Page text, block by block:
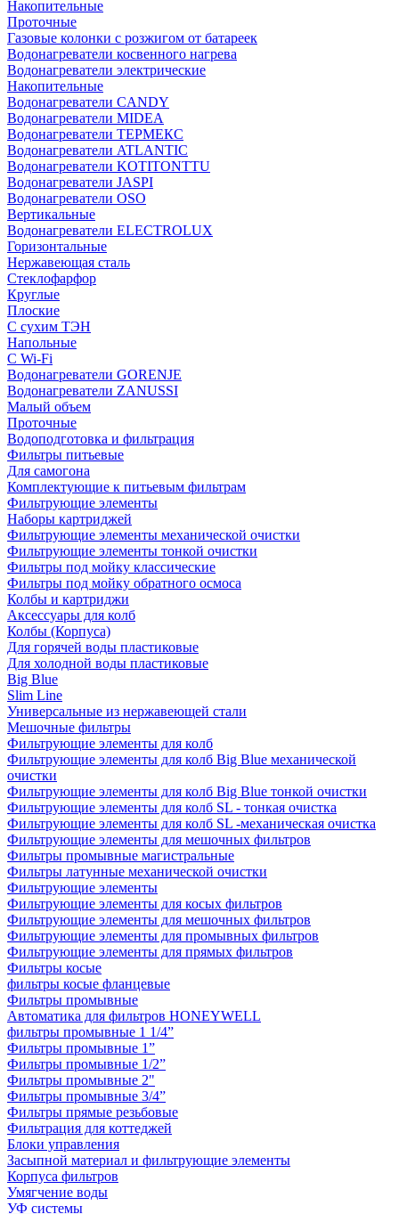
Накопительные
Проточные
Газовые колонки с розжигом от батареек
Водонагреватели косвенного нагрева
Водонагреватели электрические
Накопительные
Водонагреватели CANDY
Водонагреватели MIDEA
Водонагреватели ТЕРМЕКС
Водонагреватели ATLANTIC
Водонагреватели KOTITONTTU
Водонагреватели JASPI
Водонагреватели OSO
Вертикальные
Водонагреватели ELECTROLUX
Горизонтальные
Нержавеющая сталь
Стеклофарфор
Круглые
Плоские
С сухим ТЭН
Напольные
С Wi-Fi
Водонагреватели GORENJE
Водонагреватели ZANUSSI
Малый объем
Проточные
Водоподготовка и фильтрация
Фильтры питьевые
Для самогона
Комплектующие к питьевым фильтрам
Фильтрующие элементы
Наборы картриджей
Фильтрующие элементы механической очистки
Фильтрующие элементы тонкой очистки
Фильтры под мойку классические
Фильтры под мойку обратного осмоса
Колбы и картриджи
Аксессуары для колб
Колбы (Корпуса)
Для горячей воды пластиковые
Для холодной воды пластиковые
Big Blue
Slim Line
Универсальные из нержавеющей стали
Мешочные фильтры
Фильтрующие элементы для колб
Фильтрующие элементы для колб Big Blue механической
очистки
Фильтрующие элементы для колб Big Blue тонкой очистки
Фильтрующие элементы для колб SL - тонкая очистка
Фильтрующие элементы для колб SL -механическая очистка
Фильтрующие элементы для мешочных фильтров
Фильтры промывные магистральные
Фильтры латунные механической очистки
Фильтрующие элементы
Фильтрующие элементы для косых фильтров
Фильтрующие элементы для мешочных фильтров
Фильтрующие элементы для промывных фильтров
Фильтрующие элементы для прямых фильтров
Фильтры косые
фильтры косые фланцевые
Фильтры промывные
Автоматика для фильтров HONEYWELL
фильтры промывные 1 1/4”
Фильтры промывные 1”
Фильтры промывные 1/2”
Фильтры промывные 2"
Фильтры промывные 3/4”
Фильтры прямые резьбовые
Фильтрация для коттеджей
Блоки управления
Засыпной материал и фильтрующие элементы
Корпуса фильтров
Умягчение воды
УФ системы